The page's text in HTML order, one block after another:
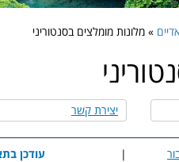
» מלונות מומלצים בסנטוריני
יצירת קשר
| עודכן